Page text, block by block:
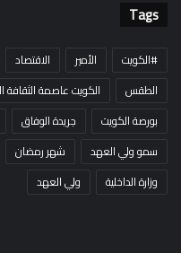
Tags
#الكويت الأمير الاقتصاد
الطقس
الكويت عاصمة الثقافة
بورصة الكويت
جريدة الوفاق
سمو ولي العهد
شهر رمضان
وزارة الداخلية
ولي العهد